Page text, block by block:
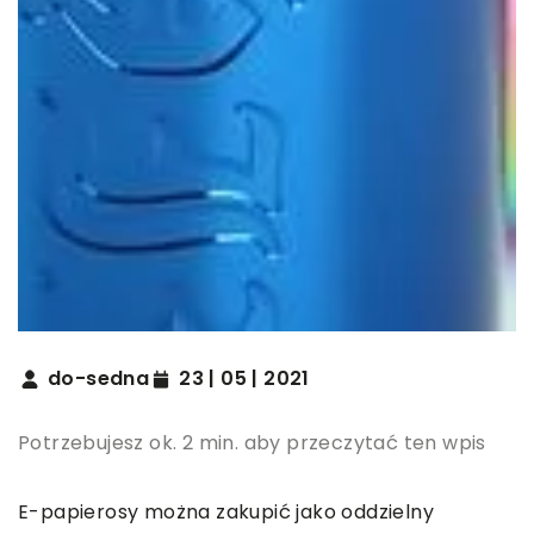
do-sedna 23 | 05 | 2021
Potrzebujesz ok. 2 min. aby przeczytać ten wpis
E-papierosy można zakupić jako oddzielny